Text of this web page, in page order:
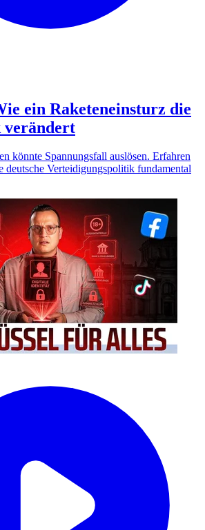
ein Raketeneinsturz die
könnte Spannungsfall auslösen. Erfahren
deutsche Verteidigungspolitik fundamental